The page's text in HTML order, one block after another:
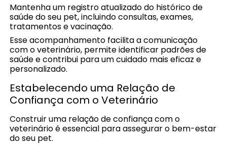
Mantenha um registro atualizado do histórico de
saúde do seu pet, incluindo consultas, exames,
tratamentos e vacinação.
Esse acompanhamento facilita a comunicação
com o veterinário, permite identificar padrões de
saúde e contribui para um cuidado mais eficaz e
personalizado.
Estabelecendo uma Relação de
Confiança com o Veterinário
Construir uma relação de confiança com o
veterinário é essencial para assegurar o bem-estar
do seu pet.